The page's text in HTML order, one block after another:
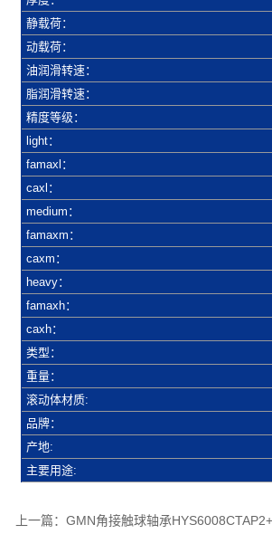
静载荷：
动载荷：
油润滑转速：
脂润滑转速：
精度等级：
light：
famaxl：
caxl：
medium：
famaxm：
caxm：
heavy：
famaxh：
caxh：
类型：
重量：
滚动体材质:
品牌：
产地:
主要用途:
上一篇： GMN角接触球轴承